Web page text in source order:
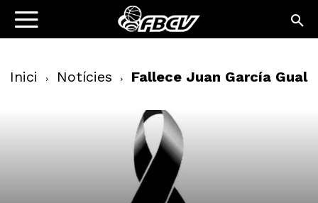
Inici Notícies Fallece Juan García Gual